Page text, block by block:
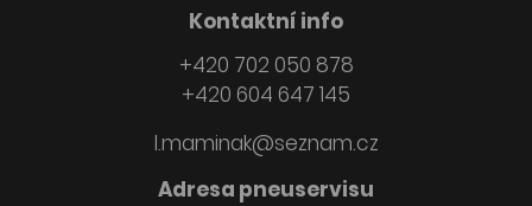
Kontaktní info
+420 702 050 878
+420 604 647 145
l.maminak@seznam.cz
Adresa pneuservisu